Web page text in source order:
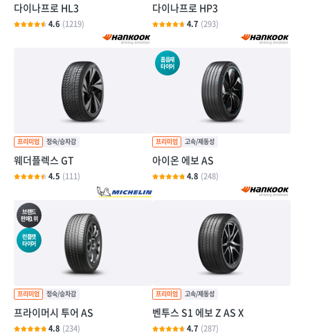
다이나프로 HL3
4.6 (1219)
다이나프로 HP3
4.7 (293)
웨더플렉스 GT
4.5 (111)
흡음재
타이어
아이온 에보 AS
4.8 (248)
브랜드
판매1위
런플랫
타이어
프라이머시 투어 AS
4.8 (234)
벤투스 S1 에보 Z AS X
4.7 (287)